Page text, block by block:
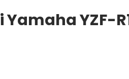
Yamaha YZF-